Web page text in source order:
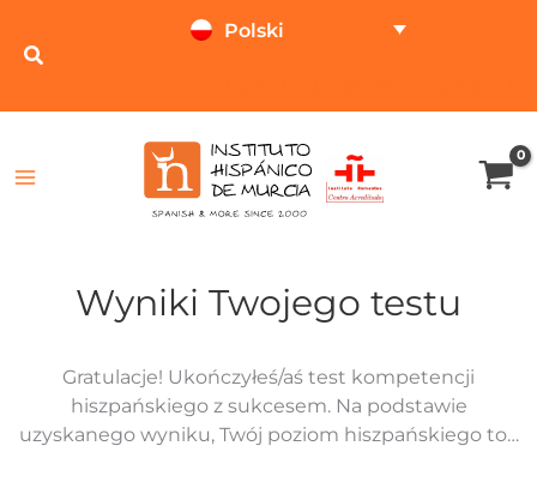
treści
Polski
Wyniki Twojego testu
Gratulacje! Ukończyłeś/aś test kompetencji
hiszpańskiego z sukcesem. Na podstawie
uzyskanego wyniku, Twój poziom hiszpańskiego to…